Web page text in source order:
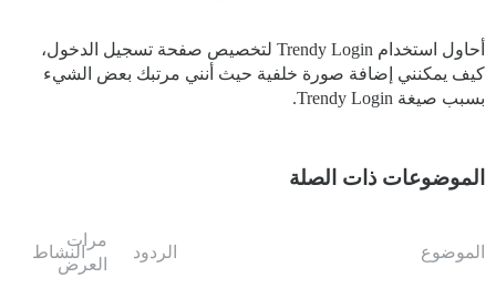
أحاول استخدام Trendy Login لتخصيص صفحة تسجيل الدخول،
كيف يمكنني إضافة صورة خلفية حيث أنني مرتبك بعض الشيء
بسبب صيغة Trendy Login.
الموضوعات ذات الصلة
الموضوع الردود
مرات
العرض
النشاط